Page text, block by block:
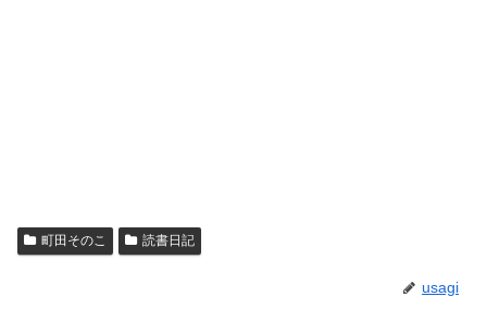
町田そのこ 読書日記
usagi